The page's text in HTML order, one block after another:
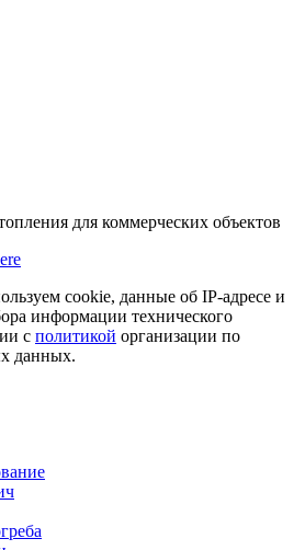
для коммерческих объектов
cookie, данные об IP-адресе и
информации технического
с политикой организации по
данных.